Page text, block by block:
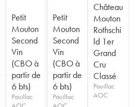
Petit
Mouton
Second
Vin
(CBO à
partir de
6 bts)
Pauillac
Petit
Mouton
Second
Vin
(CBO à
partir de
6 bts)
Pauillac
Château
Mouton
Rothschi
ld 1er
Grand
Cru
Classé
Pauillac
AOC